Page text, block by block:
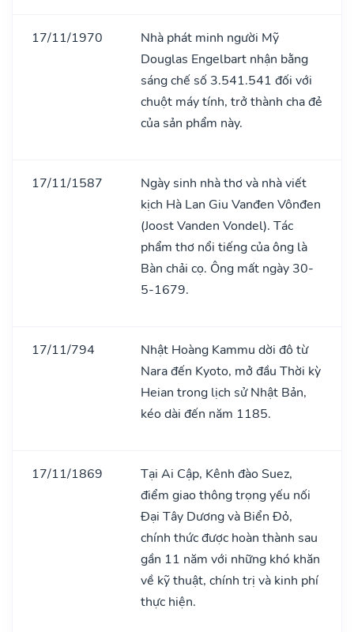
17/11/1970
Nhà phát minh người Mỹ
Douglas Engelbart nhận bằng
sáng chế số 3.541.541 đối với
chuột máy tính, trở thành cha đẻ
của sản phẩm này.
17/11/1587
Ngày sinh nhà thơ và nhà viết
kịch Hà Lan Giu Vanđen Vônđen
(Joost Vanden Vondel). Tác
phẩm thơ nổi tiếng của ông là
Bàn chải cọ. Ông mất ngày 30-
5-1679.
17/11/794
Nhật Hoàng Kammu dời đô từ
Nara đến Kyoto, mở đầu Thời kỳ
Heian trong lịch sử Nhật Bản,
kéo dài đến năm 1185.
17/11/1869
Tại Ai Cập, Kênh đào Suez,
điểm giao thông trọng yếu nối
Đại Tây Dương và Biển Đỏ,
chính thức được hoàn thành sau
gần 11 năm với những khó khăn
về kỹ thuật, chính trị và kinh phí
thực hiện.